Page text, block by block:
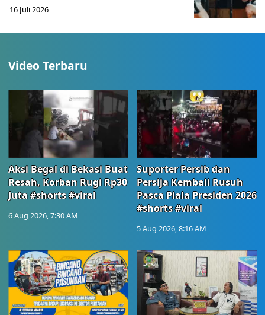
16 Juli 2026
Video Terbaru
Aksi Begal di Bekasi Buat
Resah, Korban Rugi Rp30
Juta #shorts #viral
6 Aug 2026, 7:30 AM
Suporter Persib dan
Persija Kembali Rusuh
Pasca Piala Presiden 2026
#shorts #viral
5 Aug 2026, 8:16 AM